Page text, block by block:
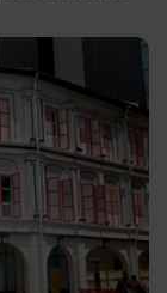
que les habitants